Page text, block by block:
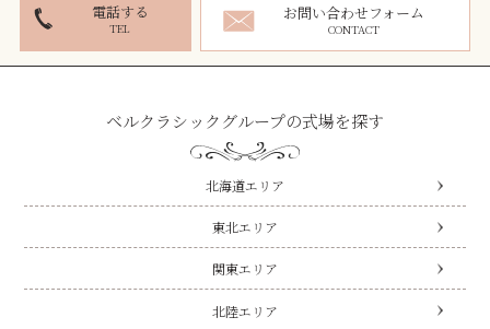
電話する
TEL
お問い合わせフォーム
CONTACT
ベルクラシックグループの式場を探す
北海道エリア
東北エリア
関東エリア
北陸エリア